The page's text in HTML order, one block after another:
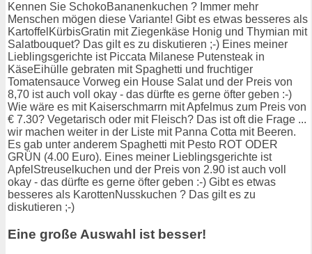
Kennen Sie SchokoBananenkuchen ? Immer mehr
Menschen mögen diese Variante! Gibt es etwas besseres als
KartoffelKürbisGratin mit Ziegenkäse Honig und Thymian mit
Salatbouquet? Das gilt es zu diskutieren ;-) Eines meiner
Lieblingsgerichte ist Piccata Milanese Putensteak in
KäseEihülle gebraten mit Spaghetti und fruchtiger
Tomatensauce Vorweg ein House Salat und der Preis von
8,70 ist auch voll okay - das dürfte es gerne öfter geben :-)
Wie wäre es mit Kaiserschmarrn mit Apfelmus zum Preis von
€ 7.30? Vegetarisch oder mit Fleisch? Das ist oft die Frage ...
wir machen weiter in der Liste mit Panna Cotta mit Beeren.
Es gab unter anderem Spaghetti mit Pesto ROT ODER
GRÜN (4.00 Euro). Eines meiner Lieblingsgerichte ist
ApfelStreuselkuchen und der Preis von 2.90 ist auch voll
okay - das dürfte es gerne öfter geben :-) Gibt es etwas
besseres als KarottenNusskuchen ? Das gilt es zu
diskutieren ;-)
Eine große Auswahl ist besser!